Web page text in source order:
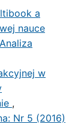
a
nauce
w
,
Nr 5 (2016)